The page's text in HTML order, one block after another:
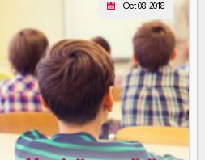
Oct 08, 2018